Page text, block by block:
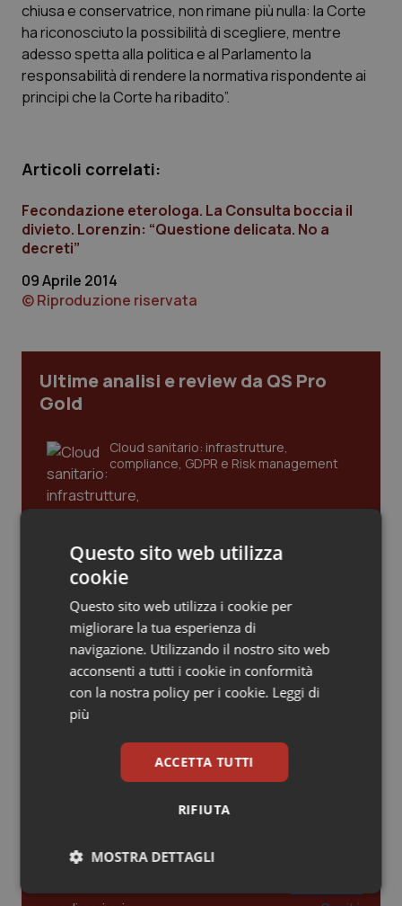
Abruzzo
Basilicata
Campania
Emilia-Romagna
Friuli Venezia Giulia
Lazio
Liguria
Lombardia
Marche
Molise
Provincia Autonoma di Bolzano
Provincia Autonoma di Trento
Puglia
Sardegna
Umbria
QS Pro Gold
Artrite & artrosi
Car-T
Colesterolo & coronaropatie
Dermatite Atopica
Diabete & glucometri
Disturbi dell’umore
Dolore
Donna & Salute
Epatiti
Infezioni & Febbre
Ipertensione & Scompenso
Malattie rare
Malattia di Crohn & Rettocolite Ulcerosa
Neuroscienze & patologie neurodegenerative
Oftalmologia
QS Club Newsletter
chiusa e conservatrice, non rimane più nulla: la Corte
ha riconosciuto la possibilità di scegliere, mentre
adesso spetta alla politica e al Parlamento la
responsabilità di rendere la normativa rispondente ai
principi che la Corte ha ribadito”.
Articoli correlati:
Fecondazione eterologa. La Consulta boccia il
divieto. Lorenzin: “Questione delicata. No a
decreti”
09 Aprile 2014
© Riproduzione riservata
Ultime analisi e review da QS Pro
Gold
Cloud sanitario: infrastrutture,
compliance, GDPR e Risk management
dalle Linee Guida alle terapie innovative
Leadership Infermieristica 2026: nuovi
modelli di responsabilità e autonomia
odontoiatrico: applicazioni concrete e
Questo sito web utilizza
cookie
Questo sito web utilizza i cookie per
migliorare la tua esperienza di
navigazione. Utilizzando il nostro sito web
acconsenti a tutti i cookie in conformità
con la nostra policy per i cookie. Leggi di
più
ACCETTA TUTTI
RIFIUTA
MOSTRA DETTAGLI
Necessari Statistici Marketing